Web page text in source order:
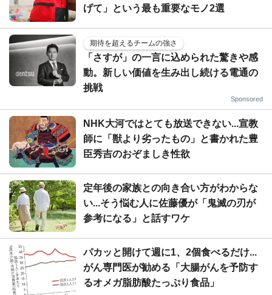
げて」という最も重要なモノ2選
期待を超えるチームの強さ
「さすが」の一言に込められた驚きや感
動。新しい価値を生み出し続ける電通の
挑戦
Sponsored
NHK大河ではとても放送できない...宣教
師に「獣より劣ったもの」と書かれた豊
臣秀吉のおぞましき性欲
定年後の家族との向き合い方がわからな
い...そう悩む人に佐藤優が「鬼滅の刃が
参考になる」と話すワケ
パカッと開けて週に1、2個食べるだけ...
がん専門医が勧める「大腸がんを予防す
るオメガ脂肪酸たっぷり食品」